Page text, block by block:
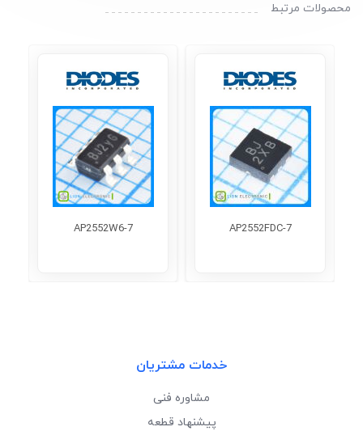
محصولات مرتبط
AP2552FDC-7
AP2552W6-7
خدمات مشتریان
مشاوره فنی
پیشنهاد قطعه